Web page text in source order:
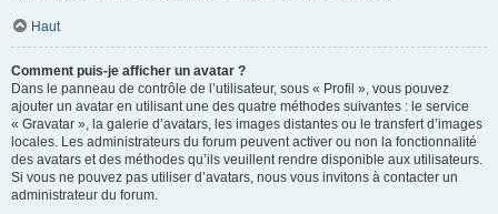
Haut
Comment puis-je afficher un avatar ?
Dans le panneau de contrôle de l’utilisateur, sous « Profil », vous pouvez
ajouter un avatar en utilisant une des quatre méthodes suivantes : le service
« Gravatar », la galerie d’avatars, les images distantes ou le transfert d’images
locales. Les administrateurs du forum peuvent activer ou non la fonctionnalité
des avatars et des méthodes qu’ils veuillent rendre disponible aux utilisateurs.
Si vous ne pouvez pas utiliser d’avatars, nous vous invitons à contacter un
administrateur du forum.